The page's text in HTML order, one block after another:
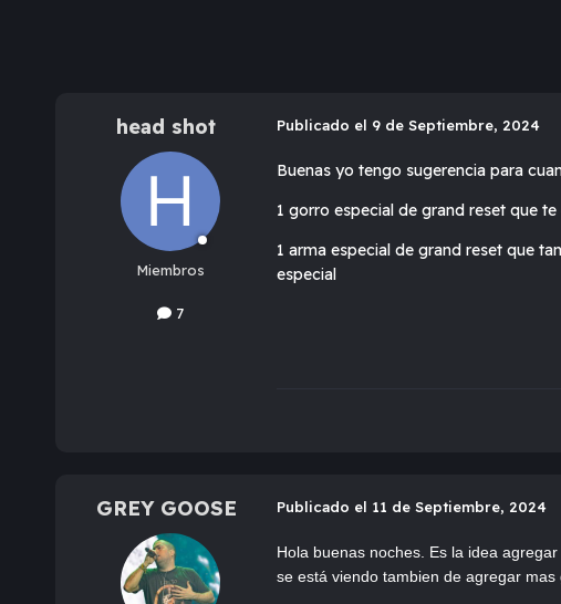
head shot
Miembros
7
Publicado el 9 de Septiembre, 2024
Buenas yo tengo sugerencia para
1 gorro especial de grand reset que
1 arma especial de grand reset que
especial
GREY GOOSE Publicado el 11 de Septiembre, 2024
Hola buenas noches. Es la idea
se está viendo tambien de agregar